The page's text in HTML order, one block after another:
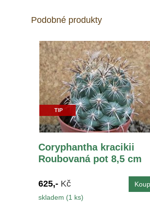
Podobné produkty
TIP
Coryphantha kracikii
Roubovaná pot 8,5 cm
625,- Kč
skladem (1 ks)